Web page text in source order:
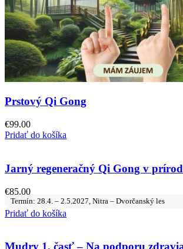
Prstový Qi Gong
€99.00
Pridať do košíka
Jarný regeneračný Qi Gong v
€85.00
Termín: 28.4. – 2.5.2027, Nitra – Dvorčanský les
Pridať do košíka
Mudry 1. časť – Na podporu